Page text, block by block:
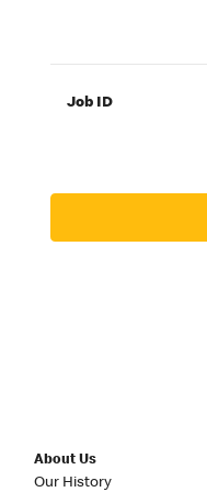
Job ID
About Us
Our History